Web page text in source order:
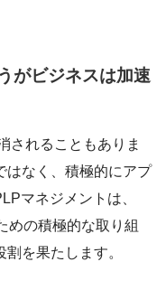
がビジネスは加速
されることもありま
はなく、積極的にアプ
マネジメントは、
めの積極的な取り組
を果たします。